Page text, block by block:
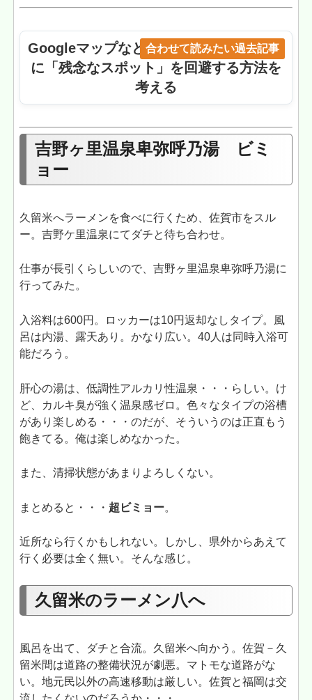
合わせて読みたい過去記事
Googleマップなどでやたら評価が高いの
に「残念なスポット」を回避する方法を
考える
吉野ヶ里温泉卑弥呼乃湯 ビミ
ョー
久留米へラーメンを食べに行くため、佐賀市をスル
ー。吉野ケ里温泉にてダチと待ち合わせ。
仕事が長引くらしいので、吉野ヶ里温泉卑弥呼乃湯に
行ってみた。
入浴料は600円。ロッカーは10円返却なしタイプ。風
呂は内湯、露天あり。かなり広い。40人は同時入浴可
能だろう。
肝心の湯は、低調性アルカリ性温泉・・・らしい。け
ど、カルキ臭が強く温泉感ゼロ。色々なタイプの浴槽
があり楽しめる・・・のだが、そういうのは正直もう
飽きてる。俺は楽しめなかった。
また、清掃状態があまりよろしくない。
まとめると・・・ 超ビミョー。
近所なら行くかもしれない。しかし、県外からあえて
行く必要は全く無い。そんな感じ。
久留米のラーメン八へ
風呂を出て、ダチと合流。久留米へ向かう。佐賀－久
留米間は道路の整備状況が劇悪。マトモな道路がな
い。地元民以外の高速移動は厳しい。佐賀と福岡は交